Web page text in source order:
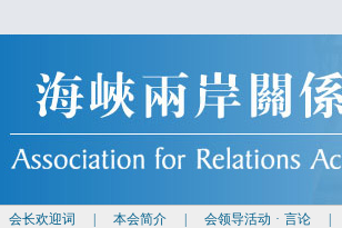
会长欢迎词 本会简介 会领导活动 · 言论